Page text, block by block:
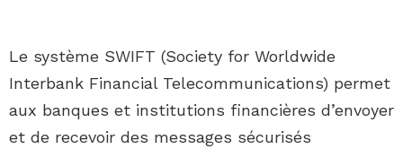
Le système SWIFT (Society for Worldwide
Interbank Financial Telecommunications) permet
aux banques et institutions financières d’envoyer
et de recevoir des messages sécurisés